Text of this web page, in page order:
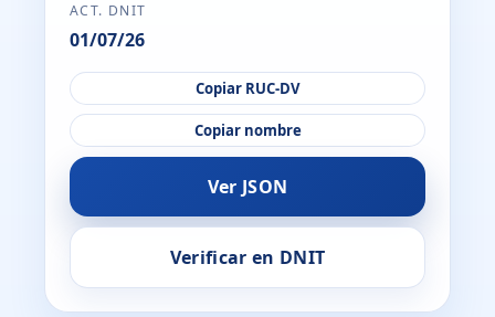
ACT. DNIT
01/07/26
Copiar RUC-DV
Copiar nombre
Ver JSON
Verificar en DNIT